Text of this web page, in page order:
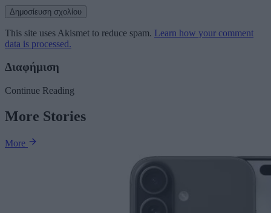
This site uses Akismet to reduce spam. Learn how your comment
data is processed.
Διαφήμιση
Continue Reading
More Stories
More